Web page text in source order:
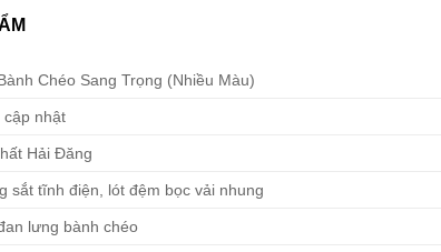
Chéo Sang Trọng (Nhiều Màu)
nhật
Hải Đăng
sắt tĩnh điện, lót đệm bọc vải nhung
lưng bành chéo